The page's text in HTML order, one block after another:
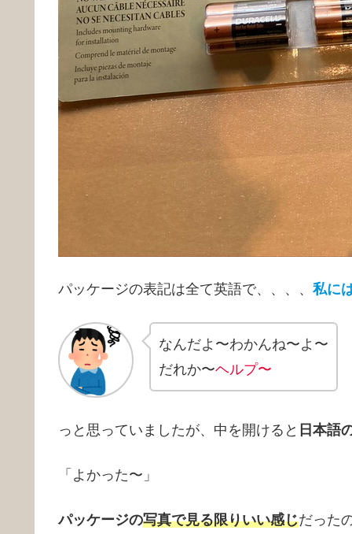
パッケージの表記は全て英語で、、、、 私に
なんだよ〜わかんね〜よ〜
だれか〜ヘルプ〜
っと思っていましたが、中を開けると 日本語
「よかった〜」
パッケージの写真で見る限りいい感じだった